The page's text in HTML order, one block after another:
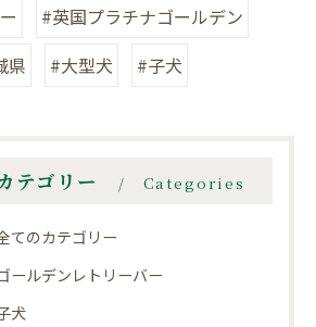
#英国プラチナゴールデン
県
#大型犬 #子犬
テゴリー Categories
てのカテゴリー
ールデンレトリーバー
犬